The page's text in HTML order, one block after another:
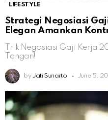
LIFESTYLE
Strategi Negosiasi
Elegan Amankan
Trik Negosiasi Gaji Kerja
Tangan!
by Jati Sunarto June 5,